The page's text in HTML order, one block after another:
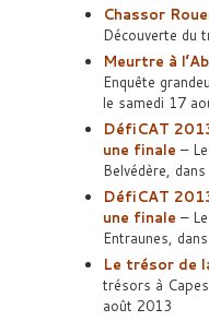
Chassor
Découverte du
Meurtre à
Enquête
le samedi 17
DéfiCAT
une finale –
Belvédère,
DéfiCAT
une finale –
Entraunes,
Le trésor de
trésors à
août 2013